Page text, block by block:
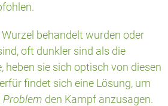
behandelt wurden oder
oft dunkler sind als die
heben sie sich optisch von diesen
findet sich eine Lösung, um
den Kampf anzusagen.